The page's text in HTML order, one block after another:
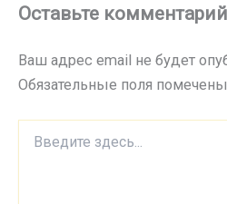
Оставьте комментарий
Ваш адрес email не будет
Обязательные поля помечены
здесь...